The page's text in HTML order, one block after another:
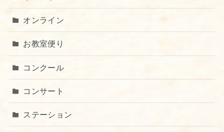
オンライン
お教室便り
コンクール
コンサート
ステーション